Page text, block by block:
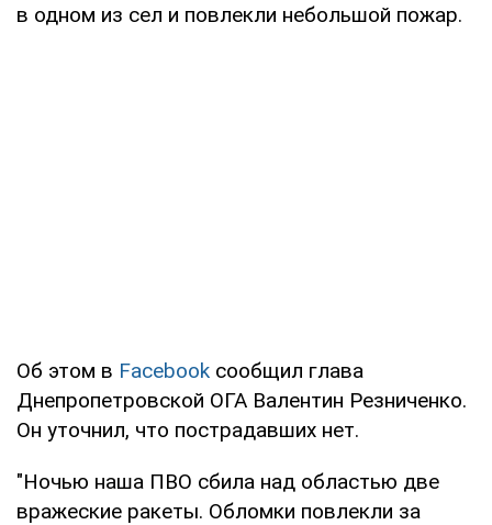
в одном из сел и повлекли небольшой пожар.
Об этом в Facebook cообщил глава
Днепропетровской ОГА Валентин Резниченко.
Он уточнил, что пострадавших нет.
"Ночью наша ПВО сбила над областью две
вражеские ракеты. Обломки повлекли за